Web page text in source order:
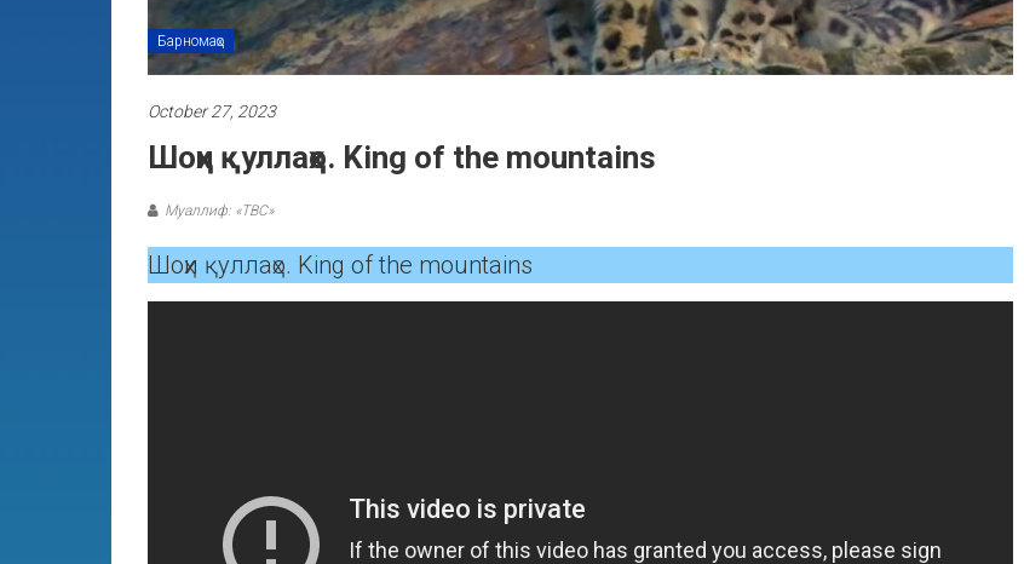
Барномаҳо
October 27, 2023
Шоҳи қуллаҳо. King of the mountains
Муаллиф: «ТВС»
Шоҳи қуллаҳо. King of the mountains